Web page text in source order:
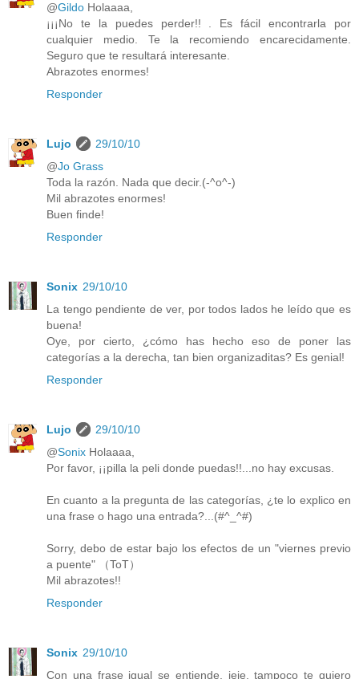
@Gildo Holaaaa,
¡¡¡No te la puedes perder!! . Es fácil encontrarla por
cualquier medio. Te la recomiendo encarecidamente.
Seguro que te resultará interesante.
Abrazotes enormes!
Responder
Lujo
29/10/10
@Jo Grass
Toda la razón. Nada que decir.(-^o^-)
Mil abrazotes enormes!
Buen finde!
Responder
Sonix 29/10/10
La tengo pendiente de ver, por todos lados he leído que es
buena!
Oye, por cierto, ¿cómo has hecho eso de poner las
categorías a la derecha, tan bien organizaditas? Es genial!
Responder
Lujo
29/10/10
@Sonix Holaaaa,
Por favor, ¡¡pilla la peli donde puedas!!...no hay excusas.
En cuanto a la pregunta de las categorías, ¿te lo explico en
una frase o hago una entrada?...(#^_^#)
Sorry, debo de estar bajo los efectos de un "viernes previo
a puente" （ToT）
Mil abrazotes!!
Responder
Sonix 29/10/10
Con una frase igual se entiende, jeje, tampoco te quiero